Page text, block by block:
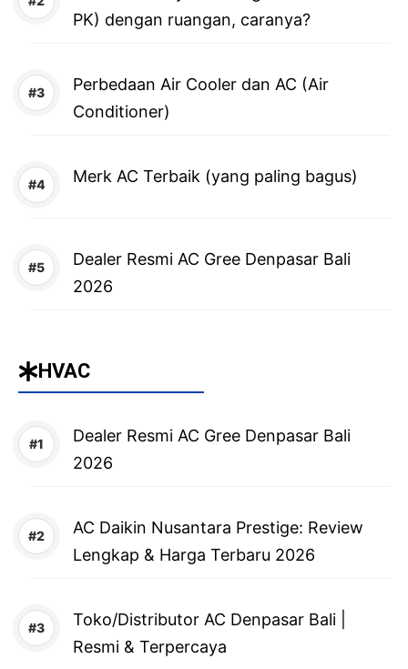
PK) dengan ruangan, caranya?
Perbedaan Air Cooler dan AC (Air
Conditioner)
Merk AC Terbaik (yang paling bagus)
Dealer Resmi AC Gree Denpasar Bali
2026
HVAC
Dealer Resmi AC Gree Denpasar Bali
2026
AC Daikin Nusantara Prestige: Review
Lengkap & Harga Terbaru 2026
Toko/Distributor AC Denpasar Bali |
Resmi & Terpercaya